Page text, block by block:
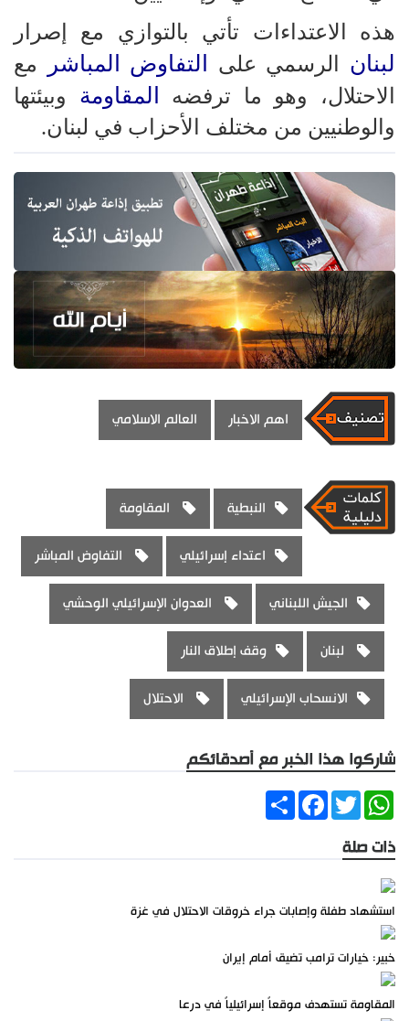
هذه الاعتداءات تأتي بالتوازي مع إصرار
لبنان الرسمي على التفاوض المباشر
مع
الاحتلال، وهو ما ترفضه المقاومة وبيئتها
والوطنيين من مختلف الأحزاب في لبنان.
اهم الاخبار العالم الاسلامي
النبطية المقاومة
اعتداء إسرائيلي التفاوض المباشر
الجيش اللبناني العدوان الإسرائيلي الوحشي
لبنان وقف إطلاق النار
الانسحاب الإسرائيلي الاحتلال
شاركوا هذا الخبر مع أصدقائكم
ShareFacebookTwitter
WhatsApp
ذات صلة
استشهاد طفلة وإصابات جراء خروقات الاحتلال في غزة
خبير: خيارات ترامب تضيق أمام إيران
المقاومة تستهدف موقعاً إسرائيلياً في درعا